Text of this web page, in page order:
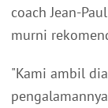
coach Jean-
murni
"Kami ambil